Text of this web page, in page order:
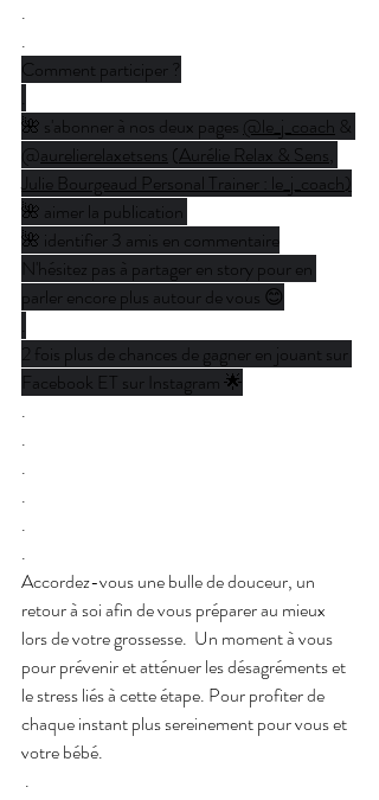
.
.
Comment participer ?
.
🌺 s'abonner à nos deux pages @le_j_coach &
@aurelierelaxetsens (Aurélie Relax & Sens,
Julie Bourgeaud Personal Trainer : le_j_coach)
🌺 aimer la publication
🌺 identifier 3 amis en commentaire
N'hésitez pas à partager en story pour en
parler encore plus autour de vous 😊
.
2 fois plus de chances de gagner en jouant sur
Facebook ET sur Instagram 🌟
.
.
.
.
.
.
Accordez-vous une bulle de douceur, un
retour à soi afin de vous préparer au mieux
lors de votre grossesse.  Un moment à vous
pour prévenir et atténuer les désagréments et
le stress liés à cette étape. Pour profiter de
chaque instant plus sereinement pour vous et
votre bébé.
.